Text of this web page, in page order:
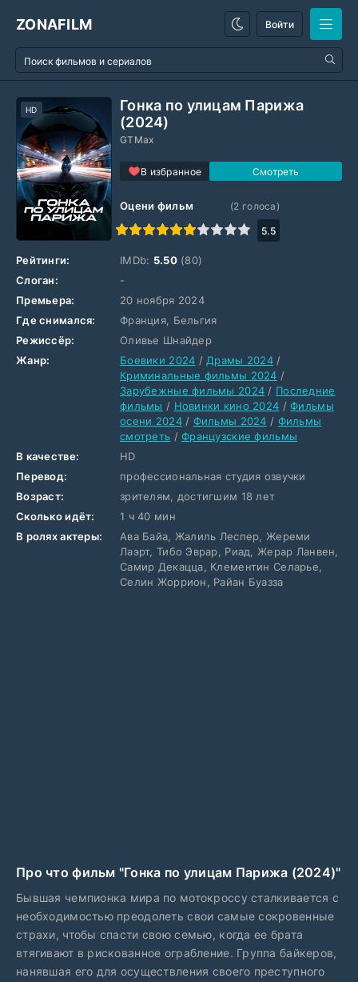
ZONAFILM Войти
Гонка по улицам Парижа
(2024)
GTMax
В избранное
HD
Оцени фильм
3 7 8 9 10
(2 голоса)
5.5
Рейтинги: IMDb: 5.50(80)
Слоган:
-
Премьера:
20 ноября 2024
Где снимался:
Франция, Бельгия
Режиссёр:
Оливье Шнайдер
Жанр:
Боевики 2024 / Драмы 2024 /
Криминальные фильмы 2024 /
Зарубежные фильмы 2024 / Последние
фильмы / Новинки кино 2024 /Фильмы
осени 2024/ Фильмы 2024 / Фильмы
смотреть /Французские фильмы
В качестве:
HD
Перевод:
профессиональная студия озвучки
Возраст:
зрителям, достигшим 18 лет
Сколько идёт:
1 ч 40 мин
В ролях актеры:
Ава Байа, Жалиль Леспер, Жереми
Лаэрт, Тибо Эврар, Риад, Жерар Ланвен,
Самир Декацца, Клементин Селарье,
Селин Жоррион, Райан Буазза
Про что фильм "Гонка по улицам Парижа (2024)"
Бывшая чемпионка мира по мотокроссу сталкивается с
необходимостью преодолеть свои самые сокровенные
страхи, чтобы спасти свою семью, когда ее брата
втягивают в рискованное ограбление. Группа байкеров,
нанявшая его для осуществления своего преступного